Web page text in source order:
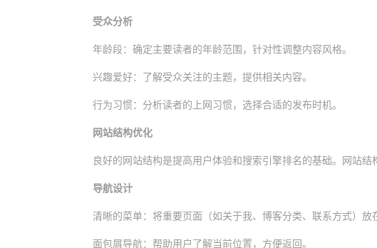
受众分析
年龄段：确定主要读者的年龄范围，针对性调整内容风格。
兴趣爱好：了解受众关注的主题，提供相关内容。
行为习惯：分析读者的上网习惯，选择合适的发布时机。
网站结构优化
良好的网站结构是提高用户体验和搜索引擎排名的基础。网站结
导航设计
清晰的菜单：将重要页面（如关于我、博客分类、联系方式）放
面包屑导航：帮助用户了解当前位置，方便返回。